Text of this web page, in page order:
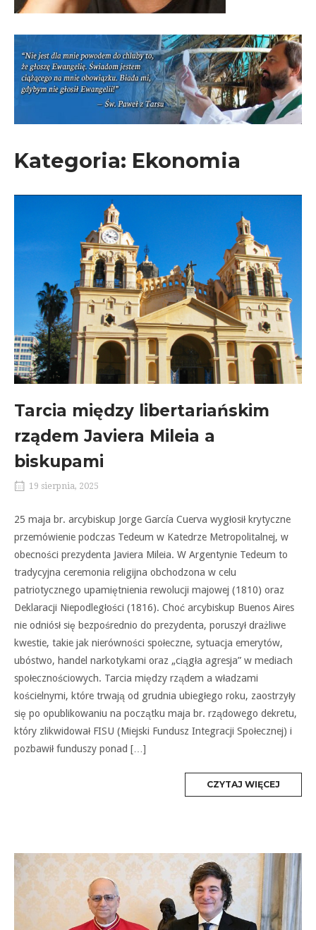
Kategoria: Ekonomia
Tarcia między libertariańskim
rządem Javiera Mileia a
biskupami
19 sierpnia, 2025
25 maja br. arcybiskup Jorge García Cuerva wygłosił krytyczne
przemówienie podczas Tedeum w Katedrze Metropolitalnej, w
obecności prezydenta Javiera Mileia. W Argentynie Tedeum to
tradycyjna ceremonia religijna obchodzona w celu
patriotycznego upamiętnienia rewolucji majowej (1810) oraz
Deklaracji Niepodległości (1816). Choć arcybiskup Buenos Aires
nie odniósł się bezpośrednio do prezydenta, poruszył drażliwe
kwestie, takie jak nierówności społeczne, sytuacja emerytów,
ubóstwo, handel narkotykami oraz „ciągła agresja” w mediach
społecznościowych. Tarcia między rządem a władzami
kościelnymi, które trwają od grudnia ubiegłego roku, zaostrzyły
się po opublikowaniu na początku maja br. rządowego dekretu,
który zlikwidował FISU (Miejski Fundusz Integracji Społecznej) i
pozbawił funduszy ponad […]
CZYTAJ WIĘCEJ